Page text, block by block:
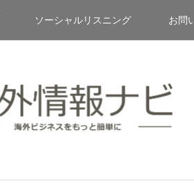
ソーシャルリスニング お問